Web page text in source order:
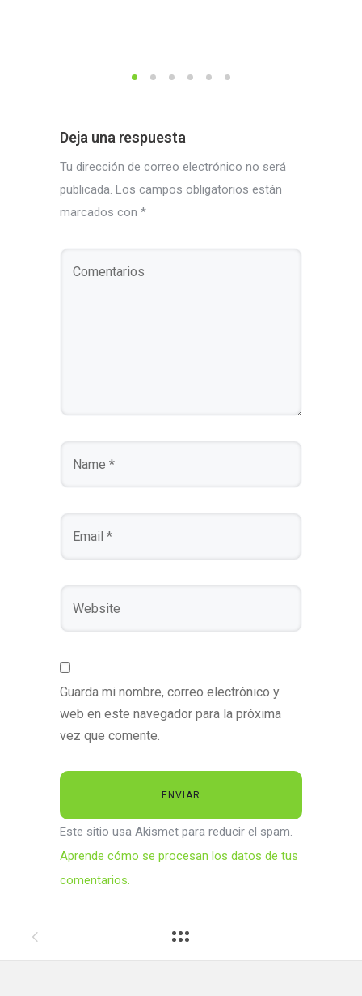
Deja una respuesta
Tu dirección de correo electrónico no será
publicada. Los campos obligatorios están
marcados con *
Guarda mi nombre, correo electrónico y
web en este navegador para la próxima
vez que comente.
Este sitio usa Akismet para reducir el spam.
Aprende cómo se procesan los datos de tus
comentarios.